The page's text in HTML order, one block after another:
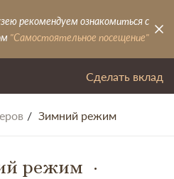
рекомендуем ознакомиться с
"Самостоятельное посещение"
Сделать вклад
Зимний режим
режим